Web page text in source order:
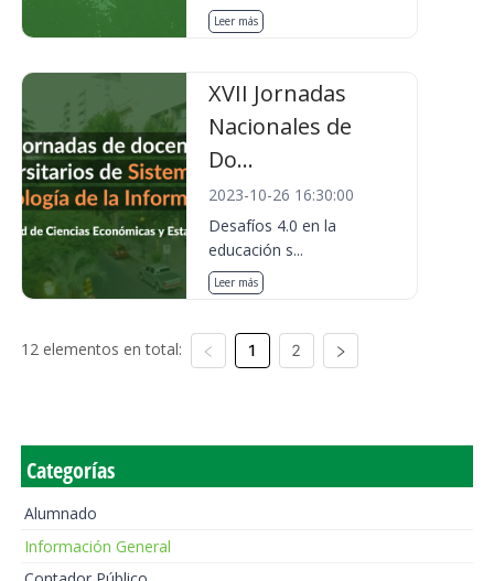
Leer más
XVII Jornadas
Nacionales de
Do...
2023-10-26 16:30:00
Desafíos 4.0 en la
educación s...
Leer más
12 elementos en total: 1 2
Categorías
Alumnado
Información General